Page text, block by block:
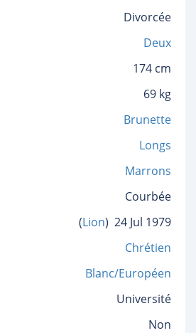
Divorcée
Deux
174 cm
69 kg
Brunette
Longs
Marrons
Courbée
(Lion) 24 Jul 1979
Chrétien
Blanc/Européen
Université
Non